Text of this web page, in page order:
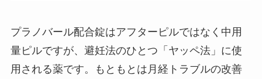
プラノバール配合錠はアフターピルではなく中用
量ピルですが、避妊法のひとつ「ヤッペ法」に使
用される薬です。もともとは月経トラブルの改善